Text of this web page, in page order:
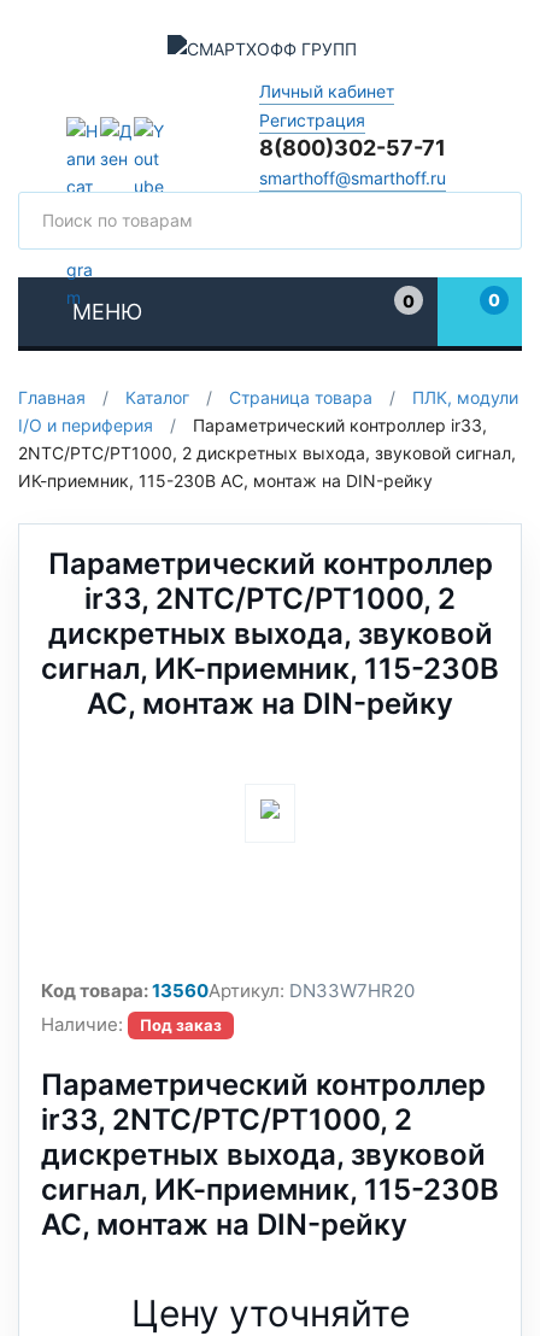
Личный кабинет
Регистрация
8(800)302-57-71
smarthoff@smarthoff.ru
МЕНЮ
0
0
Главная / Каталог / Страница товара /
ПЛК, модули
I/O и периферия
/
Параметрический контроллер ir33,
2NTC/PTC/PT1000, 2 дискретных выхода, звуковой сигнал,
ИК-приемник, 115-230В AC, монтаж на DIN-рейку
Параметрический контроллер
ir33, 2NTC/PTC/PT1000, 2
дискретных выхода, звуковой
сигнал, ИК-приемник, 115-230В
AC, монтаж на DIN-рейку
Код товара:13560Артикул: DN33W7HR20
Наличие:
Под заказ
Параметрический контроллер
ir33, 2NTC/PTC/PT1000, 2
дискретных выхода, звуковой
сигнал, ИК-приемник, 115-230В
AC, монтаж на DIN-рейку
Цену уточняйте